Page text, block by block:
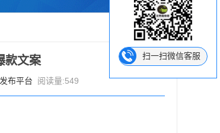
扫一扫微信客服
款文案
布平台 阅读量:549